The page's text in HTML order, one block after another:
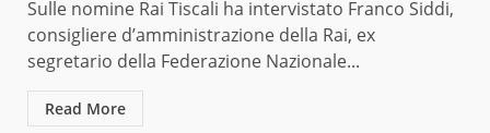
Sulle nomine Rai Tiscali ha intervistato Franco Siddi,
consigliere d’amministrazione della Rai, ex
segretario della Federazione Nazionale...
Read More